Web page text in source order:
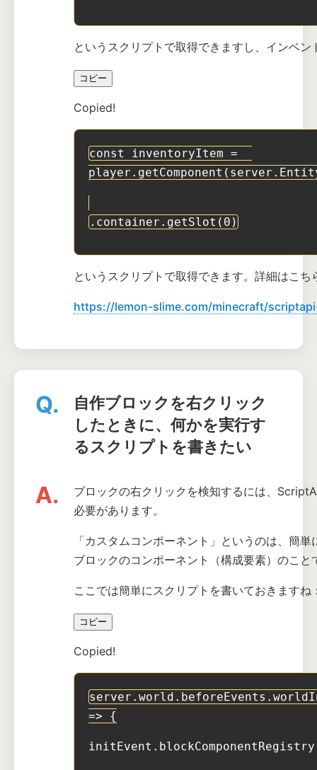
というスクリプトで取得できますし、インベン
コピー
Copied!
const inventoryItem =
.container.getSlot(0)
というスクリプトで取得できます。詳細はこ
https://lemon-slime.com/minecraft/
Q.
自作ブロックを右クリック
したときに、何かを実行す
るスクリプトを書きたい
A.
ブロックの右クリックを検知するには、
必要があります。
「カスタムコンポーネント」というのは、簡
ブロックのコンポーネント（構成要素）のこと
ここでは簡単にスクリプトを書いておきますね
コピー
Copied!
=> {